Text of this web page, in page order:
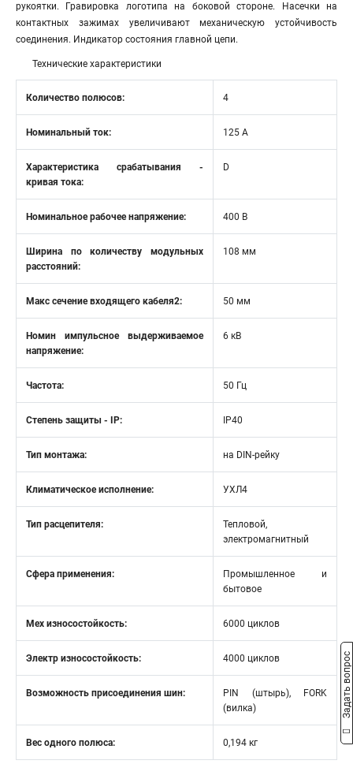
рукоятки. Гравировка логотипа на боковой стороне. Насечки на
контактных зажимах увеличивают механическую устойчивость
соединения. Индикатор состояния главной цепи.
Технические характеристики
Количество полюсов: 4
Номинальный ток: 125 А
Характеристика срабатывания -
кривая тока:
D
Номинальное рабочее напряжение: 400 В
Ширина по количеству модульных
расстояний:
108 мм
Макс сечение входящего кабеля2: 50 мм
Номин импульсное выдерживаемое
напряжение:
6 кВ
Частота: 50 Гц
Степень защиты - IP: IP40
Тип монтажа: на DIN-рейку
Климатическое исполнение: УХЛ4
Тип расцепителя:
Тепловой,
электромагнитный
Сфера применения:
Промышленное и
бытовое
Мех износостойкость: 6000 циклов
Электр износостойкость: 4000 циклов
Возможность присоединения шин:
PIN (штырь), FORK
(вилка)
Вес одного полюса: 0,194 кг
Задать вопрос